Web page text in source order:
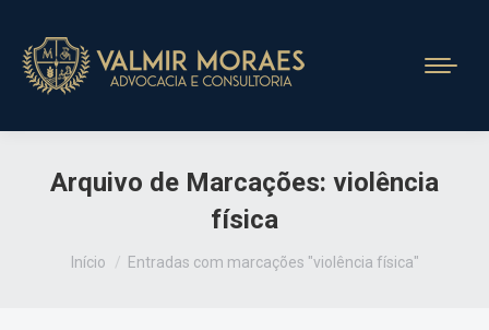
Arquivo de Marcações: violência
física
Você está aqui:
Início Entradas com marcações "violência física"